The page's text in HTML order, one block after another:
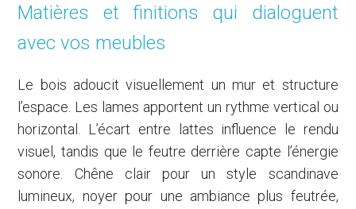
Matières et finitions qui dialoguent
avec vos meubles
Le bois adoucit visuellement un mur et structure
l’espace. Les lames apportent un rythme vertical ou
horizontal. L’écart entre lattes influence le rendu
visuel, tandis que le feutre derrière capte l’énergie
sonore. Chêne clair pour un style scandinave
lumineux, noyer pour une ambiance plus feutrée,